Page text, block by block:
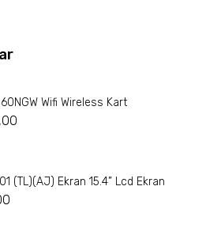
Wifi Wireless Kart
(TL)(AJ) Ekran 15.4” Lcd Ekran